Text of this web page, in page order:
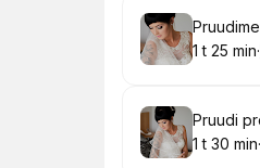
. Kestus
1 t 25 min·
Pruudi
. Kestus:
1 t 30 min·